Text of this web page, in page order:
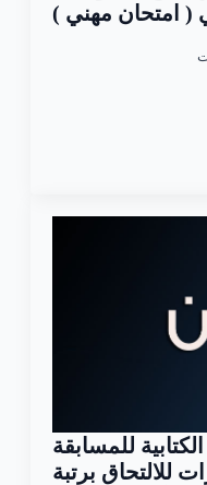
( امتحان مهني )
للمسابقة
للالتحاق برتبة